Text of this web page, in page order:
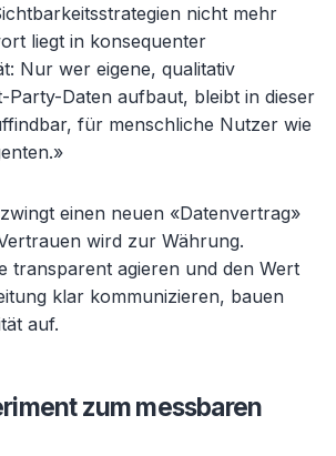
nicht mehr
liegt in konsequenter
Nur wer eigene, qualitativ
Party-Daten aufbaut, bleibt in dieser
für menschliche Nutzer wie
einen neuen «Datenvertrag»
wird zur Währung.
transparent agieren und den Wert
klar kommunizieren, bauen
auf.
zum messbaren